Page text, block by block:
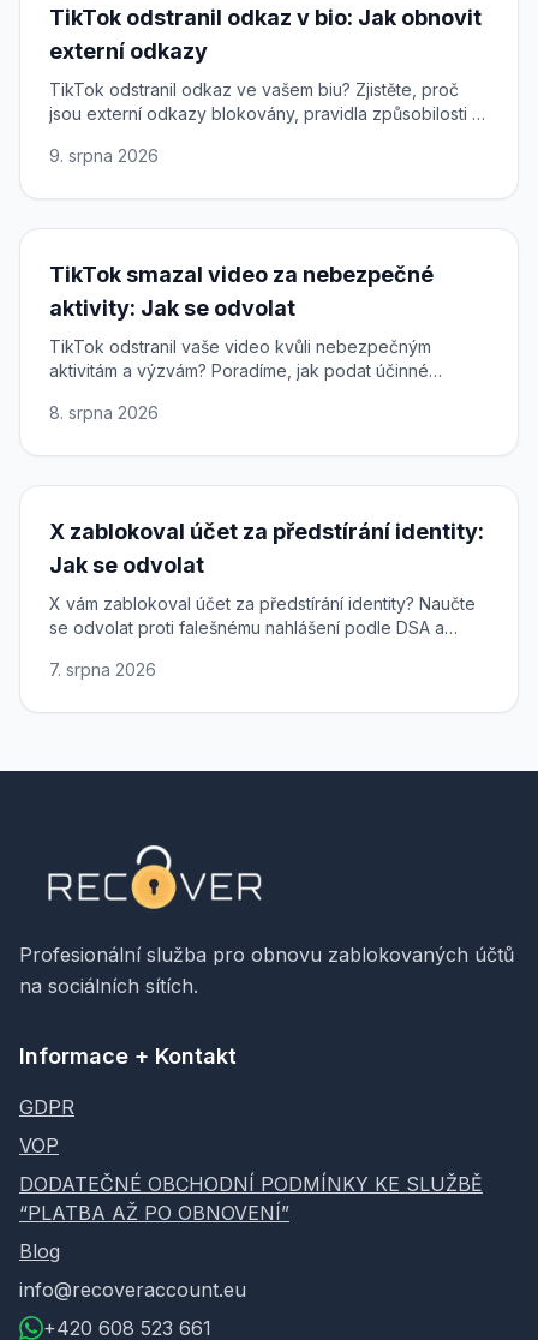
TikTok odstranil odkaz v bio: Jak obnovit
externí odkazy
TikTok odstranil odkaz ve vašem biu? Zjistěte, proč
jsou externí odkazy blokovány, pravidla způsobilosti a
9. srpna 2026
TikTok smazal video za nebezpečné
aktivity: Jak se odvolat
TikTok odstranil vaše video kvůli nebezpečným
aktivitám a výzvám? Poradíme, jak podat účinné
obsah.
8. srpna 2026
X zablokoval účet za předstírání identity:
Jak se odvolat
X vám zablokoval účet za předstírání identity? Naučte
se odvolat proti falešnému nahlášení podle DSA a
7. srpna 2026
Profesionální služba pro obnovu zablokovaných účtů
na sociálních sítích.
Informace + Kontakt
GDPR
VOP
DODATEČNÉ OBCHODNÍ PODMÍNKY KE SLUŽBĚ
“PLATBA AŽ PO OBNOVENÍ”
Blog
info@recoveraccount.eu
+420 608 523 661